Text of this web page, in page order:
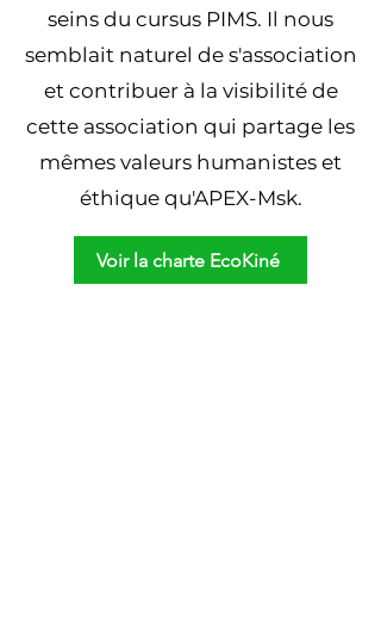
seins du cursus PIMS. Il nous
semblait naturel de s'association
et contribuer à la visibilité de
cette association qui partage les
mêmes valeurs humanistes et
éthique qu'APEX-Msk.
Voir la charte EcoKiné